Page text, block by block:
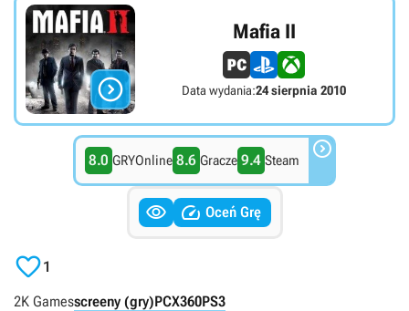

Mafia II
Data wydania:24 sierpnia 2010
8.0 GRYOnline 8.6 Gracze 9.4 Steam 
  Oceń Grę
1
2K Gamesscreeny (gry)PCX360PS3